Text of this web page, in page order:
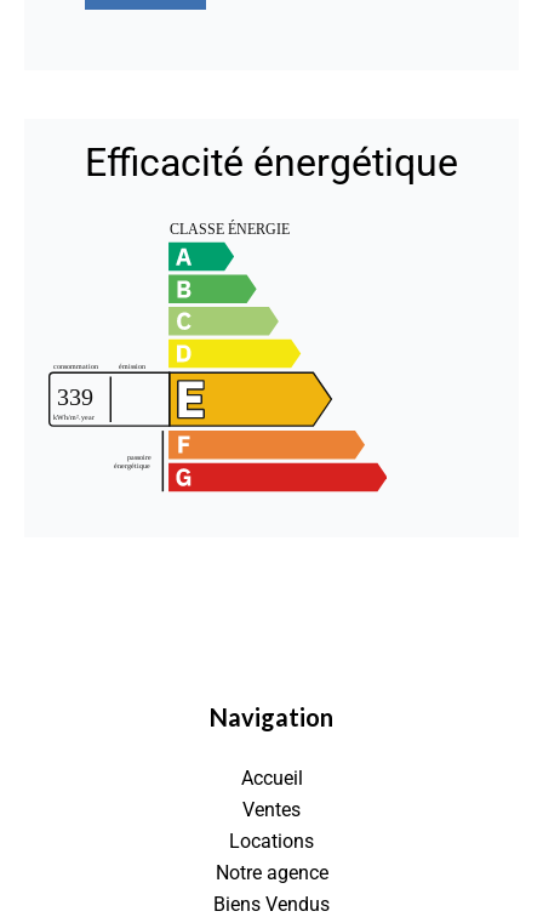
Efficacité énergétique
Navigation
Accueil
Ventes
Locations
Notre agence
Biens Vendus